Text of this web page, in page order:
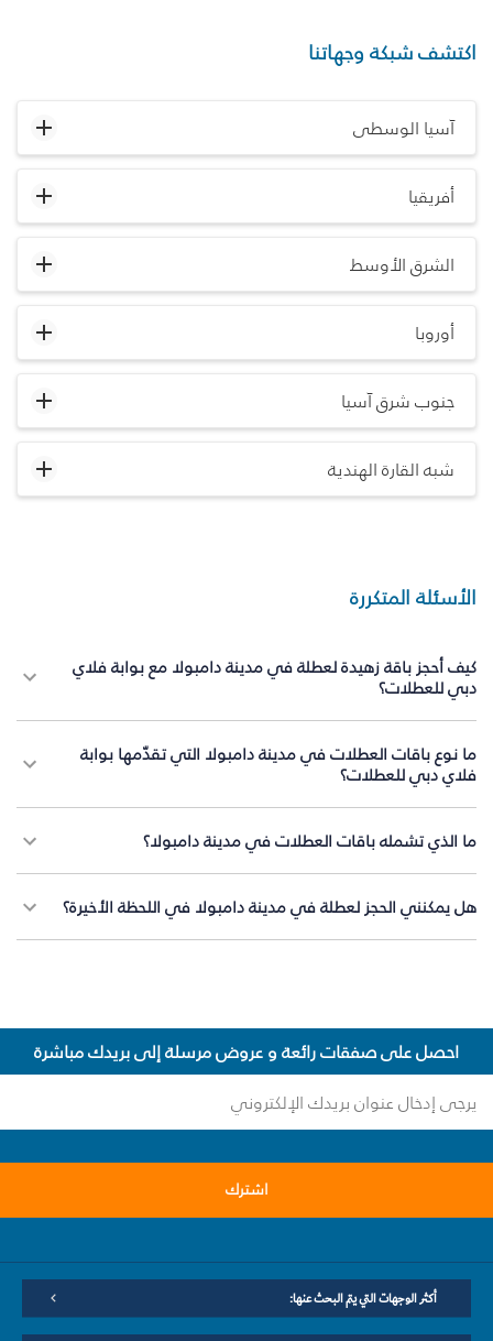
اكتشف شبكة وجهاتنا
آسيا الوسطى
أفريقيا
الشرق الأوسط
أوروبا
جنوب شرق آسيا
شبه القارة الهندية
الأسئلة المتكررة
كيف أحجز باقة زهيدة لعطلة في مدينة دامبولا مع بوابة فلاي
دبي للعطلات؟
ما نوع باقات العطلات في مدينة دامبولا التي تقدّمها بوابة
فلاي دبي للعطلات؟
ما الذي تشمله باقات العطلات في مدينة دامبولا؟
هل يمكنني الحجز لعطلة في مدينة دامبولا في اللحظة الأخيرة؟
احصل على صفقات رائعة و عروض مرسلة إلى بريدك مباشرة
اشترك
أكثر الوجهات التي يتم البحث عنها: